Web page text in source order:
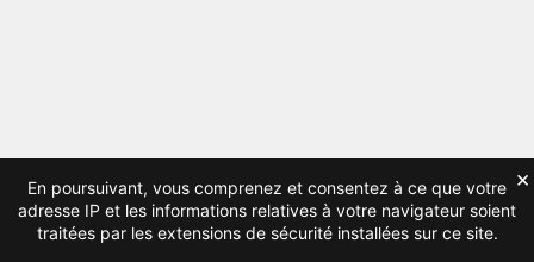
En poursuivant, vous comprenez et consentez à ce que votre
adresse IP et les informations relatives à votre navigateur soient
traitées par les extensions de sécurité installées sur ce site.
×